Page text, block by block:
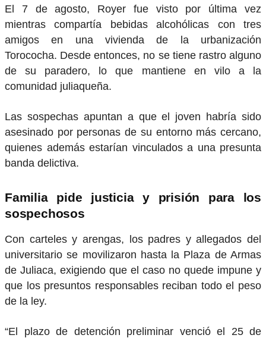
El 7 de agosto, Royer fue visto por última vez
mientras compartía bebidas alcohólicas con tres
amigos en una vivienda de la urbanización
Torococha. Desde entonces, no se tiene rastro alguno
de su paradero, lo que mantiene en vilo a la
comunidad juliaqueña.
Las sospechas apuntan a que el joven habría sido
asesinado por personas de su entorno más cercano,
quienes además estarían vinculados a una presunta
banda delictiva.
Familia pide justicia y prisión para los
sospechosos
Con carteles y arengas, los padres y allegados del
universitario se movilizaron hasta la Plaza de Armas
de Juliaca, exigiendo que el caso no quede impune y
que los presuntos responsables reciban todo el peso
de la ley.
“El plazo de detención preliminar venció el 25 de